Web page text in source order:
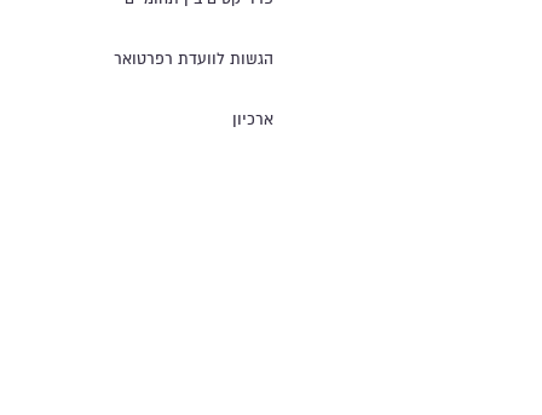
הגשות לוועדת רפרטואר
ארכיון